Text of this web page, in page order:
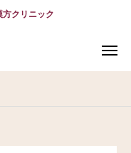
方クリニック